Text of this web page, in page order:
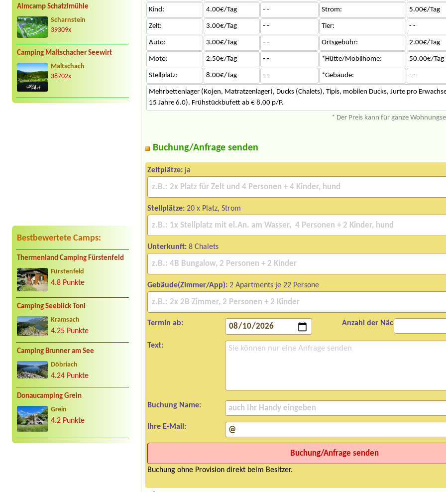
Almcamp Schatzlmühle
Scharnstein
39309x
Camping Maltschacher Seewirt
Maltschach
38702x
Bestbewertete Camps:
Thermenland Camping Fürstenfeld
Fürstenfeld
4.8 Punkte
Camping Seeblick Toni
Kramsach
4.25 Punkte
Camping Brunner am See
Döbriach
4.24 Punkte
Donaucamping Grein
Grein
4.2 Punkte
Kind: 4.00€/Tag - - Strom: 5.00€/Tag
Zelt: 3.00€/Tag - - Tier: - -
Auto: 3.00€/Tag - - Ortsgebühr: 2.00€/Tag
Moto: 2.50€/Tag - - *Hütte/Mobilhome: 50.00€/Tag
Stellplatz: 8.00€/Tag - - *Gebäude: - -
Mehrbettenlager (Kojen, Matratzenlager), Ducks (Chalets), Tipis, mobilen Ducks, Jurte pro
15 Jahre 6.0). Frühstückbufett ab € 8,00 p/P.
* Der Preis kann für ganze
Buchung/Anfrage senden
Zeltplätze: ja
Stellplätze: 20 x Platz, Strom
Unterkunft: 8 Chalets
Gebäude(Zimmer/App): 2 Apartments je 22 Persone
Termin ab: Anzahl der Nächte:
Text:
Buchung Name:
Ihre E-Mail:
Buchung ohne Provision direkt beim Besitzer.